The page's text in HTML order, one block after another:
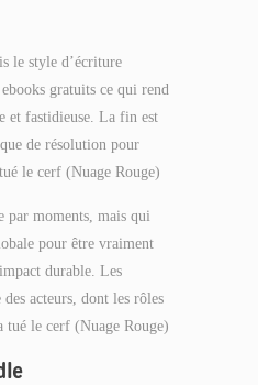
le style d’écriture
gratuits ce qui rend
fastidieuse. La fin est
de résolution pour
le cerf (Nuage Rouge)
par moments, mais qui
pour être vraiment
durable. Les
des acteurs, dont les rôles
tué le cerf (Nuage Rouge)